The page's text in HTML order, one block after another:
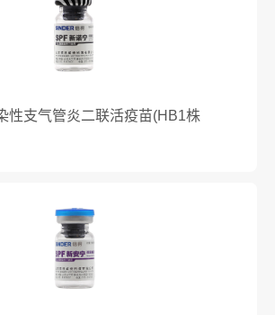
性支气管炎二联活疫苗(HB1株